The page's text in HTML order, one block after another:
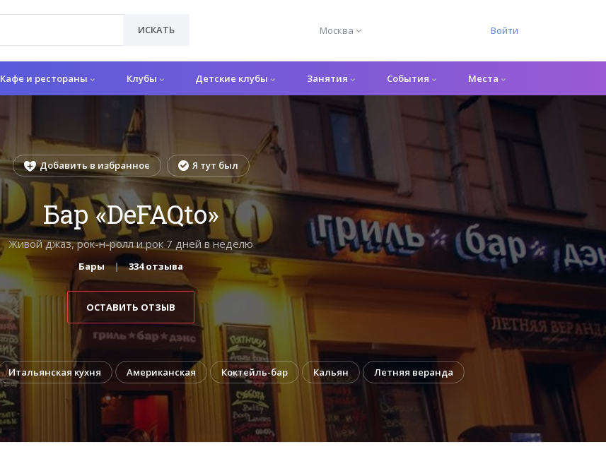
ИСКАТЬ Москва Войти
Кафе и рестораны Клубы Детские клубы Занятия События Места
Добавить в избранное Я тут был
Бар «DeFAQto»
Живой джаз, рок-н-ролл и рок 7 дней в неделю
Бары 334 отзыва
ОСТАВИТЬ ОТЗЫВ
Итальянская кухня Американская Коктейль-бар Кальян Летняя веранда